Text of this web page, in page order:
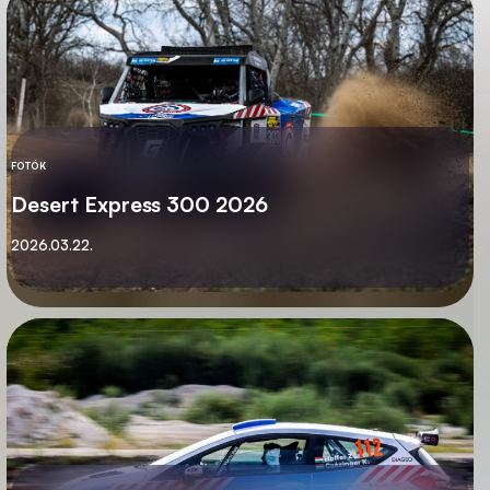
KATEGÓRIA
FOTÓK
Desert Express 300 2026
Közzétett
2026.03.22.